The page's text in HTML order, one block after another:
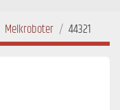
Melkroboter 44321